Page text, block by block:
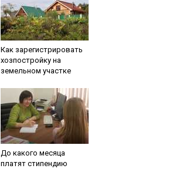
Как зарегистрировать
хозпостройку на
земельном участке
До какого месяца
платят стипендию